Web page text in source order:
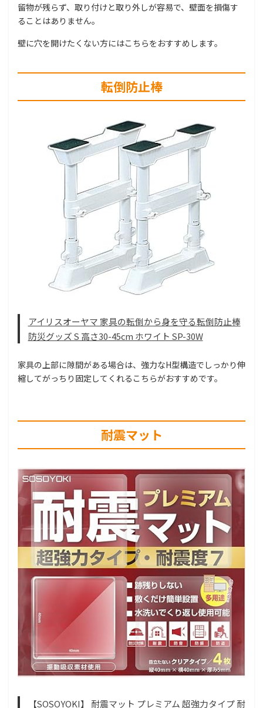
留物が残らず、取り付けと取り外しが容易で、壁面を損傷す
ることはありません。
壁に穴を開けたくない方にはこちらをおすすめします。
転倒防止棒
アイリスオーヤマ 家具の転倒から身を守る転倒防止棒
防災グッズ S 高さ30-45cm ホワイト SP-30W
家具の上部に隙間がある場合は、強力なH型構造でしっかり伸
縮してがっちり固定してくれるこちらがおすすめです。
耐震マット
【SOSOYOKI】 耐震マット プレミアム 超強力タイプ 耐